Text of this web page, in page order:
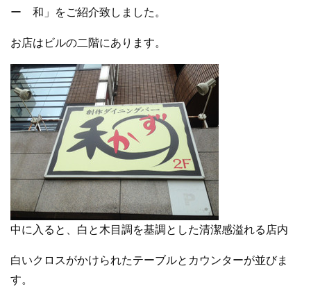
ー 和」をご紹介致しました。
お店はビルの二階にあります。
中に入ると、白と木目調を基調とした清潔感溢れる店内
白いクロスがかけられたテーブルとカウンターが並びま
す。